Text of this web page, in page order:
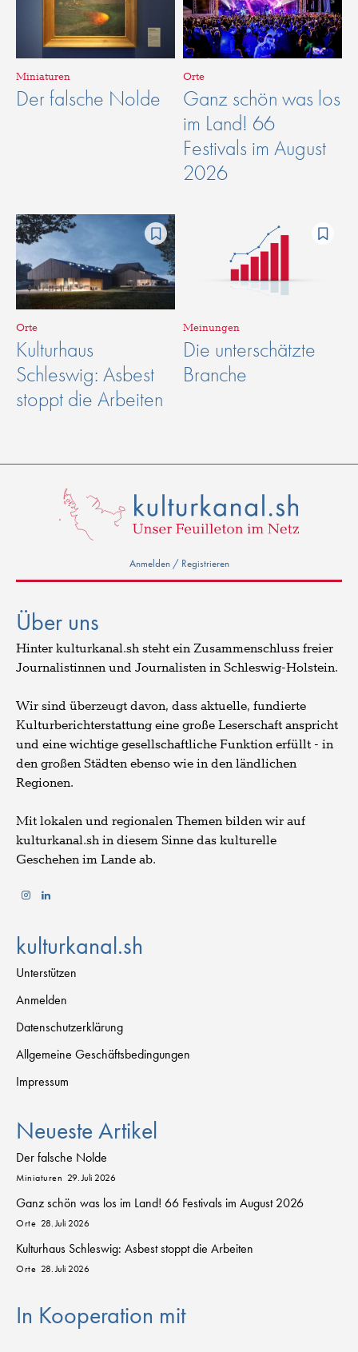
Miniaturen
Der falsche Nolde
Orte
Ganz schön was los
im Land! 66
Festivals im August
2026
Orte
Kulturhaus
Schleswig: Asbest
stoppt die Arbeiten
Meinungen
Die unterschätzte
Branche
Anmelden / Registrieren
Über uns
Hinter kulturkanal.sh steht ein Zusammenschluss freier
Journalistinnen und Journalisten in Schleswig-Holstein.
Wir sind überzeugt davon, dass aktuelle, fundierte
Kulturberichterstattung eine große Leserschaft anspricht
und eine wichtige gesellschaftliche Funktion erfüllt - in
den großen Städten ebenso wie in den ländlichen
Regionen.
Mit lokalen und regionalen Themen bilden wir auf
kulturkanal.sh in diesem Sinne das kulturelle
Geschehen im Lande ab.
kulturkanal.sh
Unterstützen
Anmelden
Datenschutzerklärung
Allgemeine Geschäftsbedingungen
Impressum
Neueste Artikel
Der falsche Nolde
Miniaturen 29. Juli 2026
Ganz schön was los im Land! 66 Festivals im August 2026
Orte 28. Juli 2026
Kulturhaus Schleswig: Asbest stoppt die Arbeiten
Orte 28. Juli 2026
In Kooperation mit